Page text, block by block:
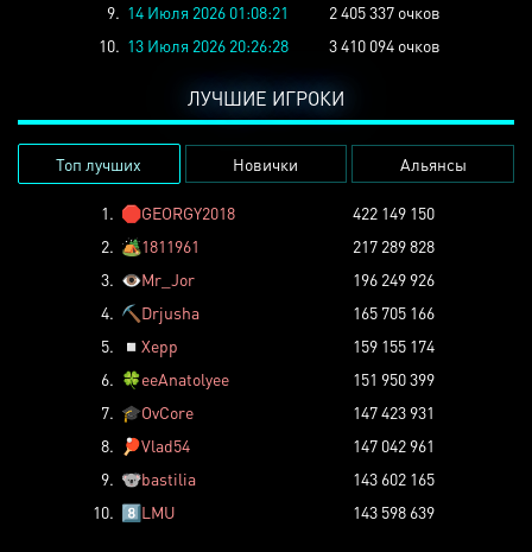
9. 14 Июля 2026 01:08:21
2 405 337 очков
10. 13 Июля 2026 20:26:28 3 410 094 очков
ЛУЧШИЕ ИГРОКИ
Топ лучших Новички Альянсы
1. 🛑GEORGY2018
422 149 150
2. 🏕️1811961
217 289 828
3. 👁️Mr_Jor
196 249 926
4. ⛏️ Drjusha
165 705 166
5.
◽ Xepp
159 155 174
6. 🍀eeAnatolyee
151 950 399
7. 🎓OvCore
147 423 931
8.
🏓Vlad54
147 042 961
9. 🐨bastilia
143 602 165
10. 8️⃣LMU 143 598 639